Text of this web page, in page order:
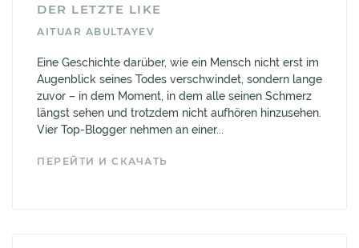
DER LETZTE LIKE
AITUAR ABULTAYEV
Eine Geschichte darüber, wie ein Mensch nicht erst im
Augenblick seines Todes verschwindet, sondern lange
zuvor – in dem Moment, in dem alle seinen Schmerz
längst sehen und trotzdem nicht aufhören hinzusehen.
Vier Top-Blogger nehmen an einer...
ПЕРЕЙТИ И СКАЧАТЬ